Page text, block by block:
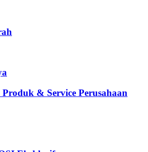
& Service Perusahaan